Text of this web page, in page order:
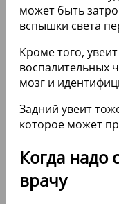
может быть
вспышки света
Кроме того,
воспалительных
мозг и
Задний увеит
которое может
Когда надо
врачу